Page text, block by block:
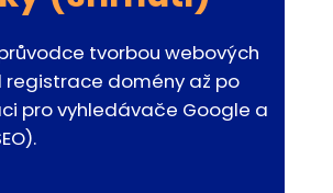
tvorbou webových
registrace domény až po
pro vyhledávače Google a